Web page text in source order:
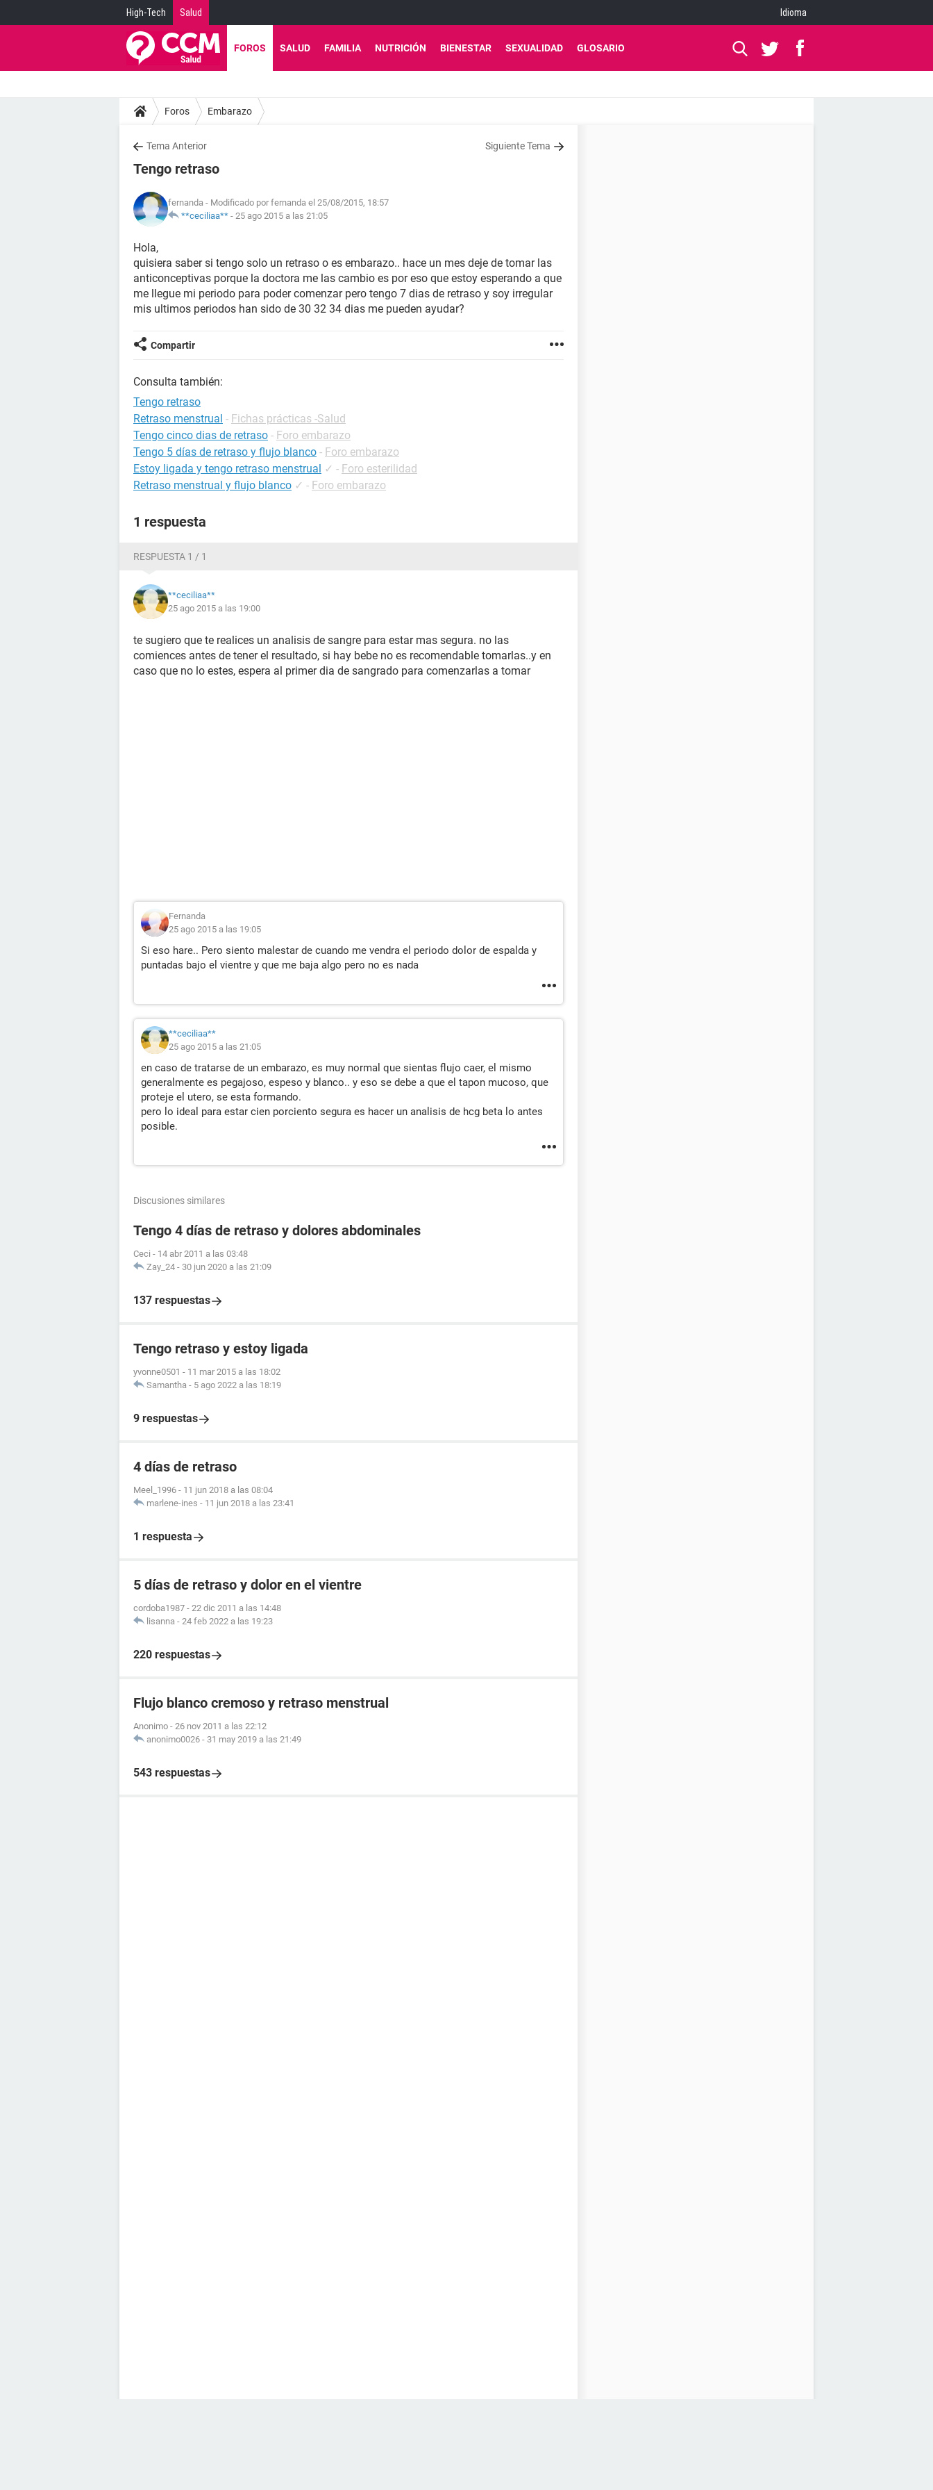
High-Tech Salud Idioma
FOROS SALUD FAMILIA NUTRICIÓN BIENESTAR SEXUALIDAD GLOSARIO
Foros Embarazo
Tema Anterior Siguiente Tema
Tengo retraso
fernanda - Modificado por fernanda el 25/08/2015, 18:57
**ceciliaa** - 25 ago 2015 a las 21:05
Hola,
quisiera saber si tengo solo un retraso o es embarazo.. hace un mes deje de tomar las
anticonceptivas porque la doctora me las cambio es por eso que estoy esperando a que
me llegue mi periodo para poder comenzar pero tengo 7 dias de retraso y soy irregular
mis ultimos periodos han sido de 30 32 34 dias me pueden ayudar?
Compartir
Consulta también:
Tengo retraso
Retraso menstrual - Fichas prácticas -Salud
Tengo cinco dias de retraso - Foro embarazo
Tengo 5 días de retraso y flujo blanco - Foro embarazo
Estoy ligada y tengo retraso menstrual ✓ - Foro esterilidad
Retraso menstrual y flujo blanco ✓ - Foro embarazo
1 respuesta
RESPUESTA 1 / 1
**ceciliaa**
25 ago 2015 a las 19:00
te sugiero que te realices un analisis de sangre para estar mas segura. no las
comiences antes de tener el resultado, si hay bebe no es recomendable tomarlas..y en
caso que no lo estes, espera al primer dia de sangrado para comenzarlas a tomar
Fernanda
25 ago 2015 a las 19:05
Si eso hare.. Pero siento malestar de cuando me vendra el periodo dolor de espalda y
puntadas bajo el vientre y que me baja algo pero no es nada
**ceciliaa**
25 ago 2015 a las 21:05
en caso de tratarse de un embarazo, es muy normal que sientas flujo caer, el mismo
generalmente es pegajoso, espeso y blanco.. y eso se debe a que el tapon mucoso, que
proteje el utero, se esta formando.
pero lo ideal para estar cien porciento segura es hacer un analisis de hcg beta lo antes
posible.
Discusiones similares
Tengo 4 días de retraso y dolores abdominales
Ceci - 14 abr 2011 a las 03:48
Zay_24 - 30 jun 2020 a las 21:09
137 respuestas
Tengo retraso y estoy ligada
yvonne0501 - 11 mar 2015 a las 18:02
Samantha - 5 ago 2022 a las 18:19
9 respuestas
4 días de retraso
Meel_1996 - 11 jun 2018 a las 08:04
marlene-ines - 11 jun 2018 a las 23:41
1 respuesta
5 días de retraso y dolor en el vientre
cordoba1987 - 22 dic 2011 a las 14:48
lisanna - 24 feb 2022 a las 19:23
220 respuestas
Flujo blanco cremoso y retraso menstrual
Anonimo - 26 nov 2011 a las 22:12
anonimo0026 - 31 may 2019 a las 21:49
543 respuestas